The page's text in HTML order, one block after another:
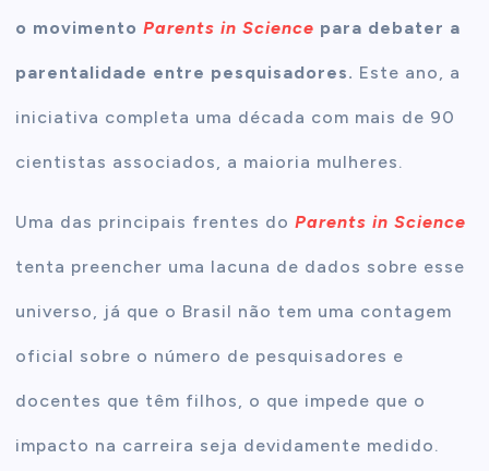
o movimentoParents in Science para debater a
parentalidade entre pesquisadores. Este ano, a
iniciativa completa uma década com mais de 90
cientistas associados, a maioria mulheres.
Uma das principais frentes doParents in Science
tenta preencher uma lacuna de dados sobre esse
universo, já que o Brasil não tem uma contagem
oficial sobre o número de pesquisadores e
docentes que têm filhos, o que impede que o
impacto na carreira seja devidamente medido.